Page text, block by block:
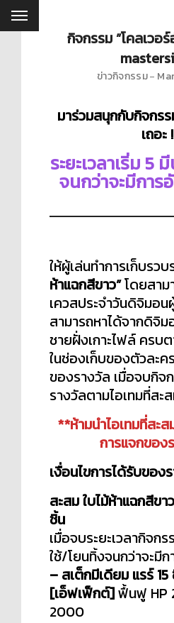
กิจกรรม ”โคลเวอ
ข่าวกิจกรรม
มาร่วมสนุกกับกิจกร
เถอะ
ระยะเวลาเริ่ม 5
จนกว่าจะมีกา
ให้ผู้เล่นทำการเก็บรวบ
ห้าแฉกสีขาว”โดยสาม
เควสประจำวันดิจิมอ
สามารถหาได้จากดิจิ
ชายฝั่งเกาะไฟล์ ครบต
ในช่องเก็บของตัวละค
ของรางวัล เมื่อจบกิจ
รางวัลตามไอเทมที่สะ
**ห้ามนำไอเทมที่สะส
การแจกของ
เงื่อนไขการได้รับของ
สะสม ใบไม้ห้าแฉกสีข
ชิ้น
เมื่อจบระยะเวลากิจก
ใช้/โยนทิ้งจนกว่าจะมี
– สเต็กมีเดียม แรร์ 15
[เอ็ฟเฟ็กต์]ฟื้นฟู HP
2000